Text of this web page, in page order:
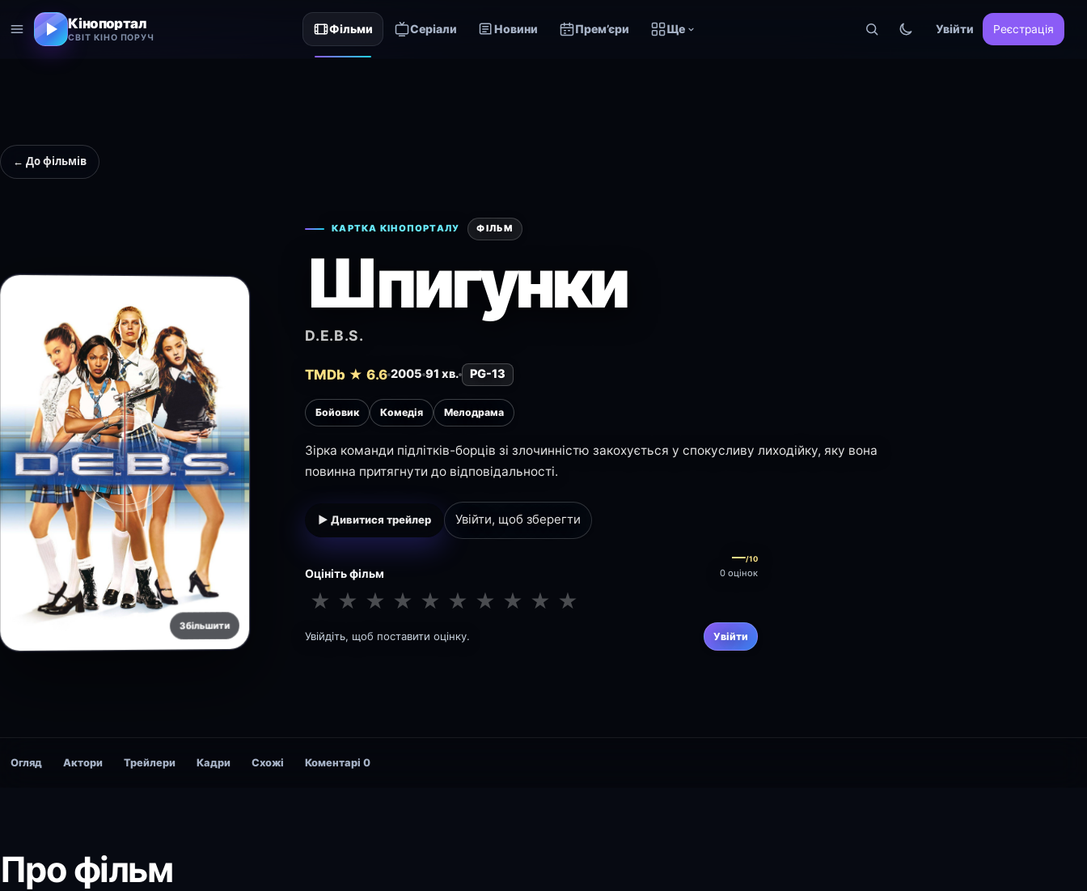
Кінопортал
СВІТ КІНО ПОРУЧ
Фільми Серіали Новини Прем’єри Ще Увійти Реєстрація
← До фільмів
Збільшити
КАРТКА КІНОПОРТАЛУ ФІЛЬМ
Шпигунки
D.E.B.S.
TMDb ★ 6.6 2005 91 хв. PG-13
Бойовик Комедія Мелодрама
Зірка команди підлітків-борців зі злочинністю закохується у спокусливу лиходійку, яку вона
повинна притягнути до відповідальності.
▶ Дивитися трейлер Увійти, щоб зберегти
Оцініть фільм
—/10
0 оцінок
★ ★ ★ ★ ★ ★ ★ ★ ★ ★
Увійдіть, щоб поставити оцінку. Увійти
Огляд Актори Трейлери Кадри Схожі Коментарі 0
Про фільм